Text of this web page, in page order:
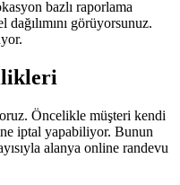
bazlı raporlama
görüyorsunuz.
Öncelikle müşteri kendi
iptal yapabiliyor. Bunun
alanya online randevu